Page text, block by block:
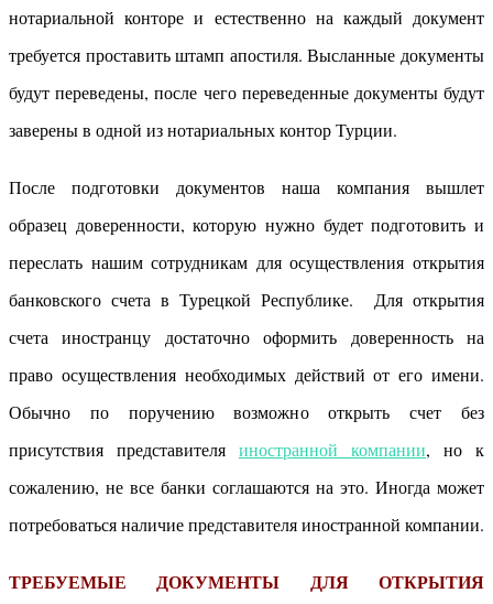
нотариальной конторе и естественно на каждый документ
требуется проставить штамп апостиля. Высланные документы
будут переведены, после чего переведенные документы будут
заверены в одной из нотариальных контор Турции.
После подготовки документов наша компания вышлет
образец доверенности, которую нужно будет подготовить и
переслать нашим сотрудникам для осуществления открытия
банковского счета в Турецкой Республике. Для открытия
счета иностранцу достаточно оформить доверенность на
право осуществления необходимых действий от его имени.
Обычно по поручению возможно открыть счет без
присутствия представителя иностранной компании, но к
сожалению, не все банки соглашаются на это. Иногда может
потребоваться наличие представителя иностранной компании.
ТРЕБУЕМЫЕ ДОКУМЕНТЫ ДЛЯ ОТКРЫТИЯ